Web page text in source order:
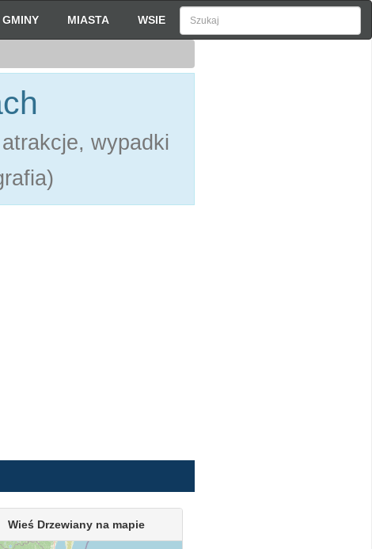
GMINY MIASTA WSIE
wypadki
Wieś Drzewiany na mapie